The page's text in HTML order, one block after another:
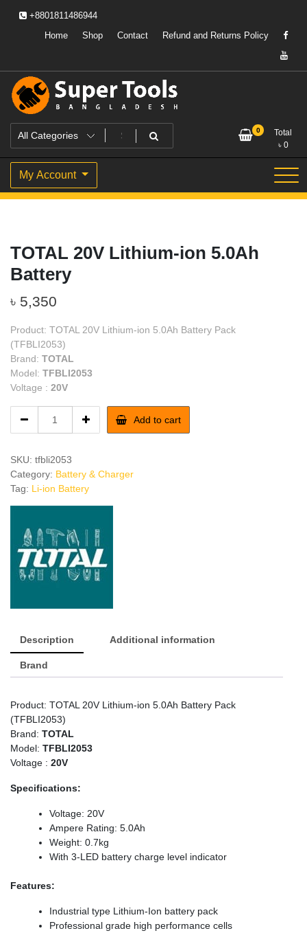
+8801811486944
Home
Shop Contact Refund and Returns Policy
Super Tools Bangladesh
Powering Professionals. Building Bangladesh.
0
Total
৳ 0
My Account
TOTAL 20V Lithium-ion 5.0Ah
Battery
৳ 5,350
Product: TOTAL 20V Lithium-ion 5.0Ah Battery Pack
(TFBLI2053)
Brand: TOTAL
Model: TFBLI2053
Voltage : 20V
20V
ion
5.0Ah
Battery
Add to cart
SKU: tfbli2053
Category: Battery & Charger
Tag: Li-ion Battery
Description Additional information
Brand
Product: TOTAL 20V Lithium-ion 5.0Ah Battery Pack
(TFBLI2053)
Brand: TOTAL
Model: TFBLI2053
Voltage : 20V
Specifications:
Voltage: 20V
Ampere Rating: 5.0Ah
Weight: 0.7kg
With 3-LED battery charge level indicator
Features:
Industrial type Lithium-Ion battery pack
Professional grade high performance cells